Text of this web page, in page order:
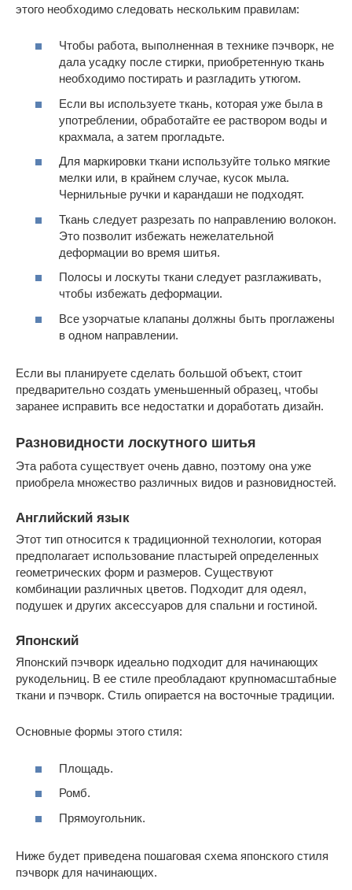
этого необходимо следовать нескольким правилам:
Чтобы работа, выполненная в технике пэчворк, не
дала усадку после стирки, приобретенную ткань
необходимо постирать и разгладить утюгом.
Если вы используете ткань, которая уже была в
употреблении, обработайте ее раствором воды и
крахмала, а затем прогладьте.
Для маркировки ткани используйте только мягкие
мелки или, в крайнем случае, кусок мыла.
Чернильные ручки и карандаши не подходят.
Ткань следует разрезать по направлению волокон.
Это позволит избежать нежелательной
деформации во время шитья.
Полосы и лоскуты ткани следует разглаживать,
чтобы избежать деформации.
Все узорчатые клапаны должны быть проглажены
в одном направлении.
Если вы планируете сделать большой объект, стоит
предварительно создать уменьшенный образец, чтобы
заранее исправить все недостатки и доработать дизайн.
Разновидности лоскутного шитья
Эта работа существует очень давно, поэтому она уже
приобрела множество различных видов и разновидностей.
Английский язык
Этот тип относится к традиционной технологии, которая
предполагает использование пластырей определенных
геометрических форм и размеров. Существуют
комбинации различных цветов. Подходит для одеял,
подушек и других аксессуаров для спальни и гостиной.
Японский
Японский пэчворк идеально подходит для начинающих
рукодельниц. В ее стиле преобладают крупномасштабные
ткани и пэчворк. Стиль опирается на восточные традиции.
Основные формы этого стиля:
Площадь.
Ромб.
Прямоугольник.
Ниже будет приведена пошаговая схема японского стиля
пэчворк для начинающих.